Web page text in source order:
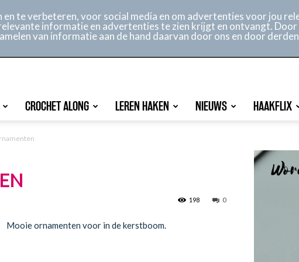
CROCHET ALONG LEREN HAKEN NIEUWS HAAKFLIX
0
198
Mooie ornamenten voor in de kerstboom.
te verbeteren, voor social media en om advertenties voor jou
informatie en advertenties te zien krijgt en ontvangt.
van informatie aan de hand daarvan door ons en door